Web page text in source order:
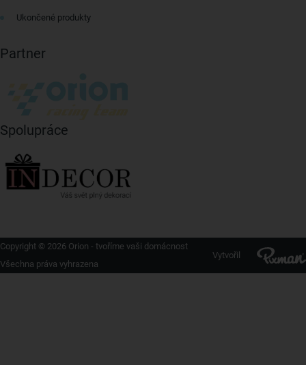
Ukončené produkty
Partner
Spolupráce
Copyright © 2026 Orion - tvoříme vaši domácnost
Všechna práva vyhrazena
Vytvořil